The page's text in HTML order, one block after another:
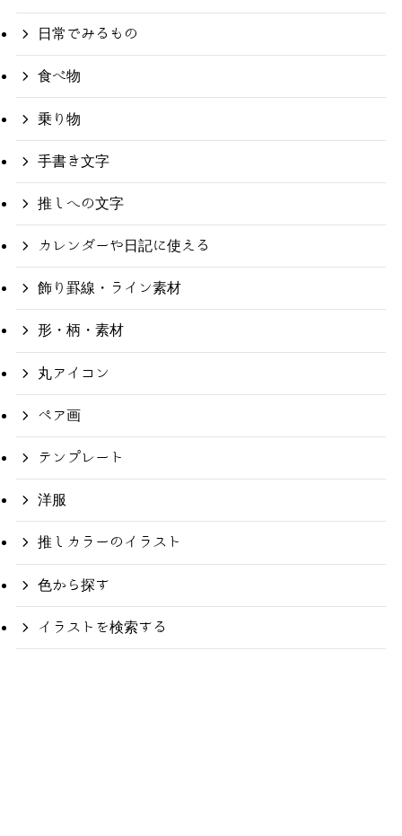
日常でみるもの
食べ物
乗り物
手書き文字
推しへの文字
カレンダーや日記に使える
飾り罫線・ライン素材
形・柄・素材
丸アイコン
ペア画
テンプレート
洋服
推しカラーのイラスト
色から探す
イラストを検索する